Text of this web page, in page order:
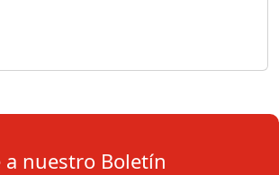
a nuestro Boletín